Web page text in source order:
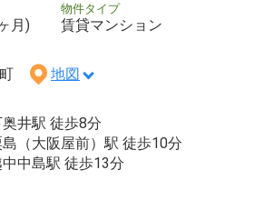
月)
物件タイプ
賃貸マンション
町 地図
井駅 徒歩8分
（大阪屋前）駅 徒歩10分
中島駅 徒歩13分